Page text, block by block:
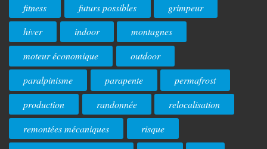
fitness
futurs possibles
grimpeur
hiver
indoor
montagnes
moteur économique
outdoor
paralpinisme
parapente
permafrost
production
randonnée
relocalisation
remontées mécaniques
risque